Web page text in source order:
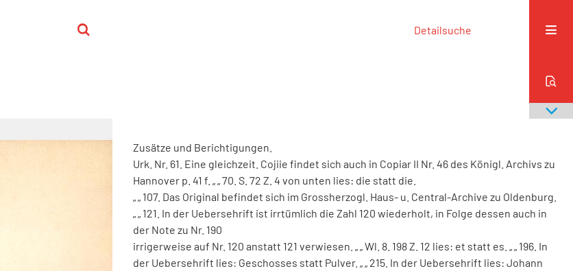
Detailsuche
Zusätze und Berichtigungen
Urk Nr. 61 Eine gleichzeit Cojiie findet sich auch in Copiar II Nr. 46 des Königl Archivs zu
Hannover p 41 f 70 S 72 Z 4 von unten lies: die statt die
107. Das Original befindet sich im Grossherzogl Haus- u Central-Archive zu Oldenburg
121 In der Uebersehrift ist irrtümlich die Zahl 120 wiederholt, in Folge dessen auch in
der Note zu Nr. 190
irrigerweise auf Nr. 120 anstatt 121 verwiesen Wl 8 198Z 12 lies: et statt es 196 In
der Uebersehrift lies: Geschosses statt Pulver. 215 In der Uebersehrift lies: Johann